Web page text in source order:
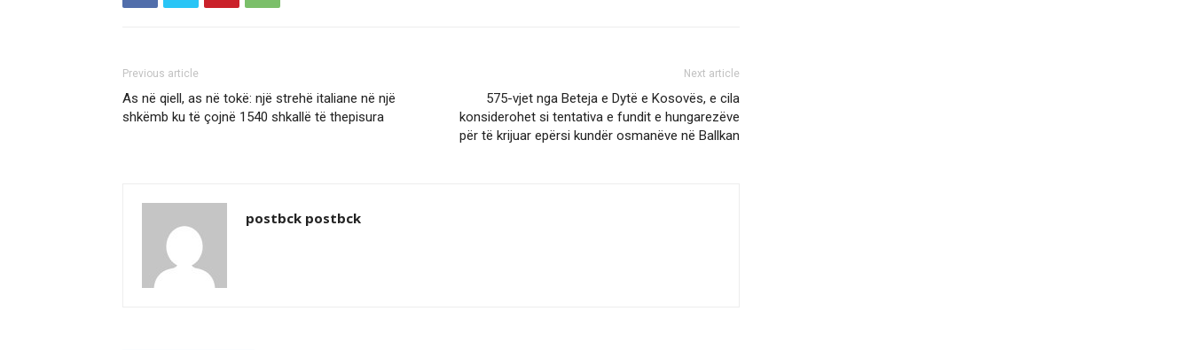
Previous article
As në qiell, as në tokë: një strehë italiane në një
shkëmb ku të çojnë 1540 shkallë të thepisura
Next article
575-vjet nga Beteja e Dytë e Kosovës, e cila
konsiderohet si tentativa e fundit e hungarezëve
për të krijuar epërsi kundër osmanëve në Ballkan
postbck postbck